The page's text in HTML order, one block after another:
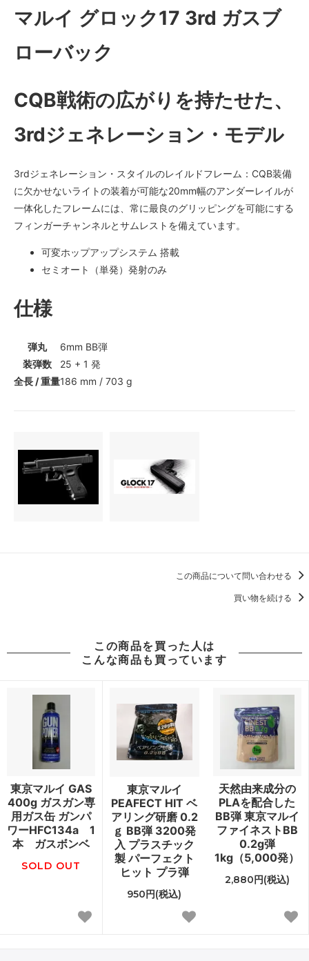
マルイ グロック17 3rd ガスブ
ローバック
CQB戦術の広がりを持たせた、
3rdジェネレーション・モデル
3rdジェネレーション・スタイルのレイルドフレーム：CQB装備
に欠かせないライトの装着が可能な20mm幅のアンダーレイルが
一体化したフレームには、常に最良のグリッピングを可能にする
フィンガーチャンネルとサムレストを備えています。
可変ホップアップシステム 搭載
セミオート（単発）発射のみ
仕様
弾丸
6mm BB弾
装弾数
25 + 1 発
全長 / 重量186 mm / 703 g
この商品について問い合わせる
買い物を続ける
この商品を買った人は
こんな商品も買っています
東京マルイ GAS
400g ガスガン専
用ガス缶 ガンパ
ワーHFC134a 1
本 ガスボンベ
SOLD OUT
東京マルイ
PEAFECT HIT ベ
アリング研磨 0.2
ｇ BB弾 3200発
入 プラスチック
製 パーフェクト
ヒット プラ弾
950円(税込)
天然由来成分の
PLAを配合した
BB弾 東京マルイ
ファイネストBB
0.2g弾
1kg（5,000発）
2,880円(税込)